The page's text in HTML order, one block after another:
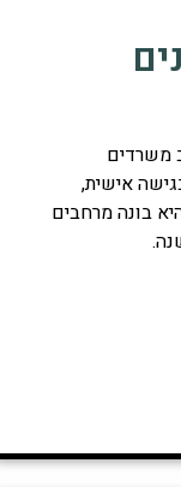
משרדים
אישית,
בונה מרחבים